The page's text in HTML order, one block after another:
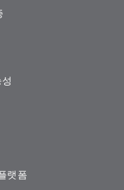
랫폼